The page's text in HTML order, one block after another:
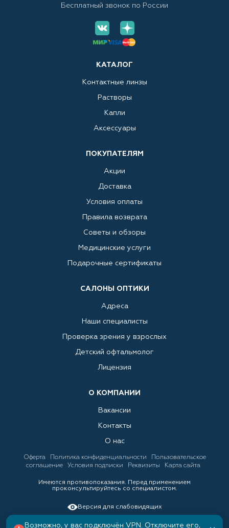
КАТАЛОГ
Контактные линзы
Растворы
Капли
Аксессуары
ПОКУПАТЕЛЯМ
Акции
Доставка
Условия оплаты
Правила возврата
Советы и обзоры
Медицинские услуги
Подарочные сертификаты
САЛОНЫ ОПТИКИ
Адреса
Наши специалисты
Проверка зрения у взрослых
Детский офтальмолог
Лицензия
О КОМПАНИИ
Вакансии
Контакты
О нас
Бесплатный звонок по России
Оферта Политика конфиденциальности
Пользовательское
соглашение
Условия подписки Реквизиты Карта сайта
Имеются противопоказания. Перед применением
проконсультируйтесь со специалистом.
Версия для слабовидящих
Возможно, у вас подключён VPN. Отключите его,